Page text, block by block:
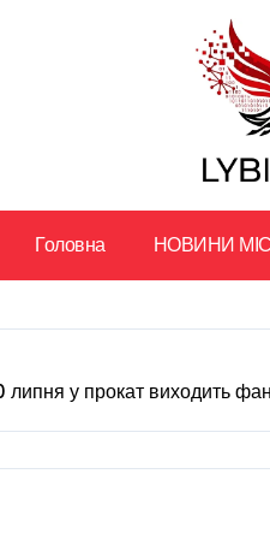
Головна НОВИНИ
липня у прокат виходить